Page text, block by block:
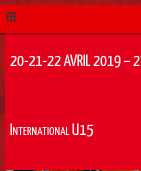
20-21-22 AVRIL 2019 –
International U15